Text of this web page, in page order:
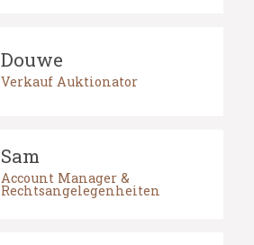
Douwe
Verkauf Auktionator
Sam
Account Manager &
Rechtsangelegenheiten